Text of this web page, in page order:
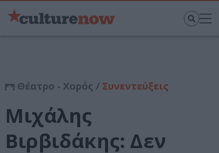
Θέατρο - Χορός / Συνεντεύξεις
Μιχάλης
Βιρβιδάκης: Δεν